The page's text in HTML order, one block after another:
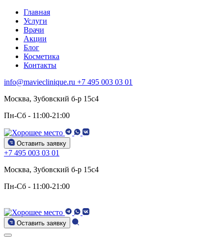
Главная
Услуги
Врачи
Акции
Блог
Косметика
Контакты
info@mavieclinique.ru +7 495 003 03 01
Москва, Зубовский б-р 15c4
Пн-Сб - 11:00-21:00
Оставить заявку
+7 495 003 03 01
Москва, Зубовский б-р 15c4
Пн-Сб - 11:00-21:00
Оставить заявку